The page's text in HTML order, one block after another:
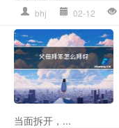
bhj 02-12
当面拆开，...